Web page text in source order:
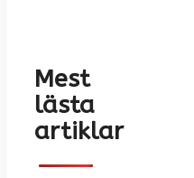
Mest
lästa
artiklar